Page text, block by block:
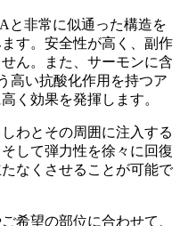
と非常に似通った構造を
す。安全性が高く、副作
ん。また、サーモンに含
高い抗酸化作用を持つア
く効果を発揮します。
わとその周囲に注入する
して弾力性を徐々に回復
なくさせることが可能で
希望の部位に合わせて、